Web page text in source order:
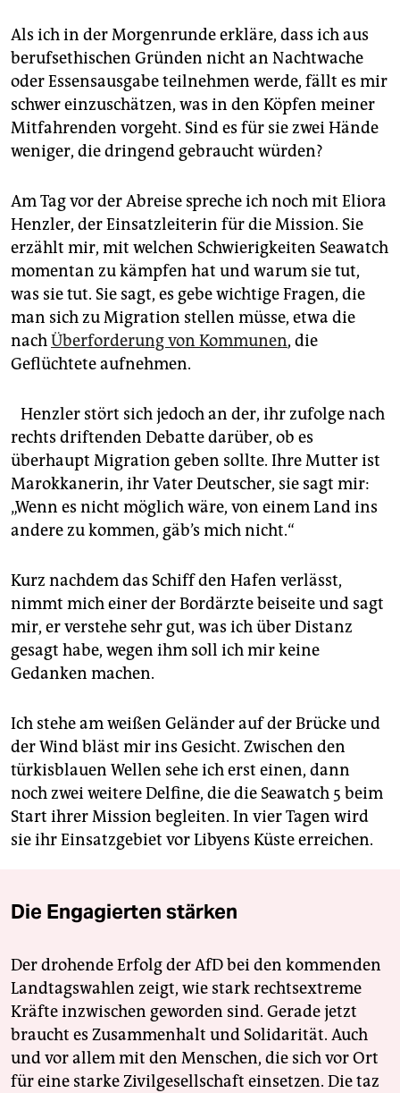
Als ich in der Morgenrunde erkläre, dass ich aus
berufsethischen Gründen nicht an Nachtwache
oder Essensausgabe teilnehmen werde, fällt es mir
schwer einzuschätzen, was in den Köpfen meiner
Mitfahrenden vorgeht. Sind es für sie zwei Hände
weniger, die dringend gebraucht würden?
Am Tag vor der Abreise spreche ich noch mit Eliora
Henzler, der Einsatzleiterin für die Mission. Sie
erzählt mir, mit welchen Schwierigkeiten Seawatch
momentan zu kämpfen hat und warum sie tut,
was sie tut. Sie sagt, es gebe wichtige Fragen, die
man sich zu Migration stellen müsse, etwa die
nachÜberforderung von Kommunen, die
Geflüchtete aufnehmen.
Henzler stört sich jedoch an der, ihr zufolge nach
rechts driftenden Debatte darüber, ob es
überhaupt Migration geben sollte. Ihre Mutter ist
Marokkanerin, ihr Vater Deutscher, sie sagt mir:
„Wenn es nicht möglich wäre, von einem Land ins
andere zu kommen, gäb’s mich nicht.“
Kurz nachdem das Schiff den Hafen verlässt,
nimmt mich einer der Bordärzte beiseite und sagt
mir, er verstehe sehr gut, was ich über Distanz
gesagt habe, wegen ihm soll ich mir keine
Gedanken machen.
Ich stehe am weißen Geländer auf der Brücke und
der Wind bläst mir ins Gesicht. Zwischen den
türkisblauen Wellen sehe ich erst einen, dann
noch zwei weitere Delfine, die die Seawatch 5 beim
Start ihrer Mission begleiten. In vier Tagen wird
sie ihr Einsatzgebiet vor Libyens Küste erreichen.
Die Engagierten stärken
Der drohende Erfolg der AfD bei den kommenden
Landtagswahlen zeigt, wie stark rechtsextreme
Kräfte inzwischen geworden sind. Gerade jetzt
braucht es Zusammenhalt und Solidarität. Auch
und vor allem mit den Menschen, die sich vor Ort
für eine starke Zivilgesellschaft einsetzen. Die taz